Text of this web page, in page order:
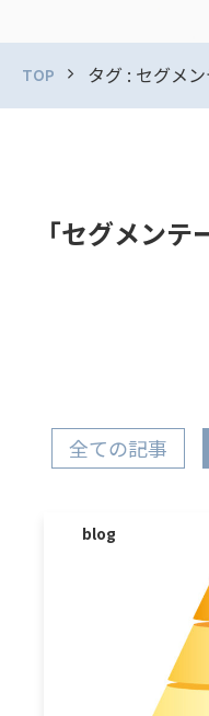
TOP タグ : セグメ
「セグメン
全ての記事
blog